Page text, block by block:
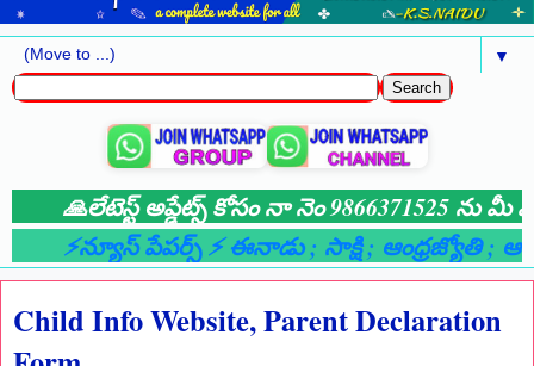
▼
🙏లేటెస్ట్ అప్డేట్స్ కోసం నా నెం 9866371525 ను మీ
⚡న్యూస్ పేపర్స్ ⚡ ఈనాడు; సాక్షి; ఆంధ్రజ్యోతి;
Child Info Website, Parent Declaration